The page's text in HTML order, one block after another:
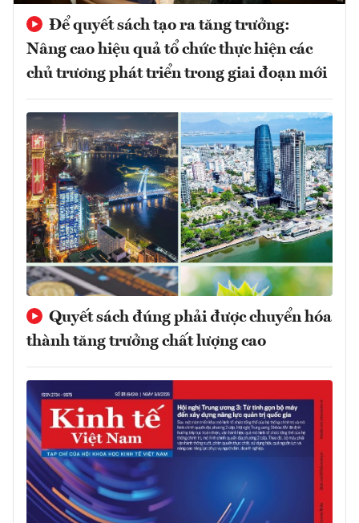
Để quyết sách tạo ra tăng trưởng:
Nâng cao hiệu quả tổ chức thực hiện các
chủ trương phát triển trong giai đoạn mới
Quyết sách đúng phải được chuyển hóa
thành tăng trưởng chất lượng cao